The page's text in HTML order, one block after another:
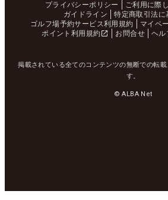
プライバシーポリシー
ご利用に際
ガイドライン
特定商取引法に
ゴルフ場予約サービス利用規約
マイペ
ポイント利用規約
お問合せ ヘル
掲載されている全てのコンテンツの無断での転
す。
© ALBA Net